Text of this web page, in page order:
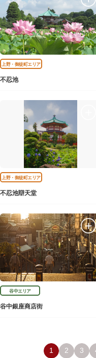
上野・御徒町エリア
不忍池
上野・御徒町エリア
不忍池辯天堂
谷中エリア
谷中銀座商店街
1 2 3